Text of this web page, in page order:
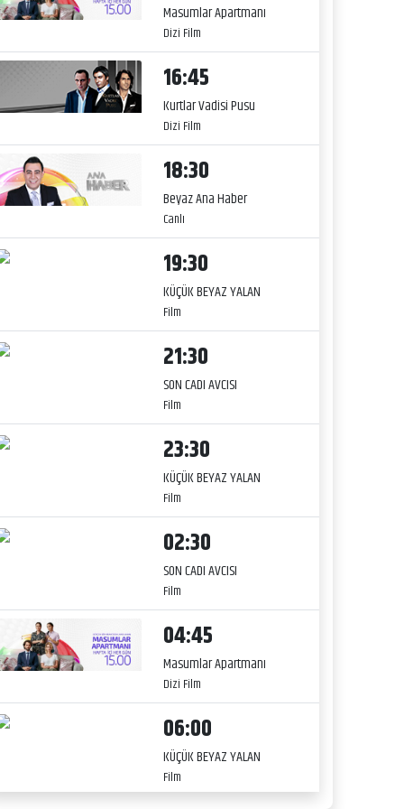
Masumlar Apartmanı
Dizi Film
16:45
Kurtlar Vadisi Pusu
Dizi Film
18:30
Beyaz Ana Haber
Canlı
19:30
KÜÇÜK BEYAZ YALAN
Film
21:30
SON CADI AVCISI
Film
23:30
KÜÇÜK BEYAZ YALAN
Film
02:30
SON CADI AVCISI
Film
04:45
Masumlar Apartmanı
Dizi Film
06:00
KÜÇÜK BEYAZ YALAN
Film